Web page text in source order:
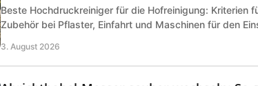
Beste Hochdruckreiniger für die Hofreinigung: Kriterien
Zubehör bei Pflaster, Einfahrt und Maschinen für den
3. August 2026